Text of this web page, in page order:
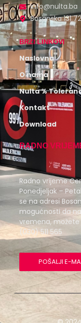
info@nulta.ba
Bosanska 131
BRZI LINKOVI
Naslovna
O nama
Nulta %
Kontakt
Download
RADNO
Radno vrijeme
Ponedjeljak –
se na adresi
mogućnosti da
vremena,
(030) 511 565
POŠALJI E-